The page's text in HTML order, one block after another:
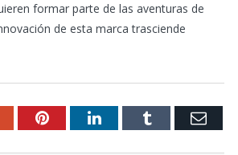
formar parte de las aventuras de
de esta marca trasciende
PinterestLinkedInTumblr Email